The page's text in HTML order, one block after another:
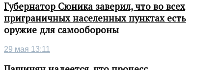
Губернатор Сюника заверил, что во всех
приграничных населенных пунктах есть
оружие для самообороны
29 мая 13:11